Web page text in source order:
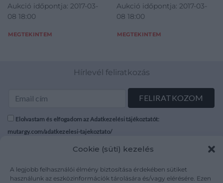
Cookie (süti) kezelés
A legjobb felhasználói élmény biztosítása érdekében sütiket
használunk az eszközinformációk tárolására és/vagy elérésére. Ezen
Aukció időpontja: 2017-03-
08 18:00
MEGTEKINTEM
Aukció időpontja: 2017-03-
08 18:00
MEGTEKINTEM
Hírlevél feliratkozás
Elolvastam és elfogadom az Adatkezelési tájékoztatót:
mutargy.com/adatkezelesi-tajekoztato/
Médiaajánlat
ÁSZF